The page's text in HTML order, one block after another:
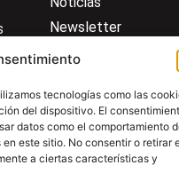
tecnologías como las
del dispositivo. El
datos como el comportamiento
este sitio. No consentir o retirar
a ciertas características y
Newsletter
Descargas
Centro de ayuda